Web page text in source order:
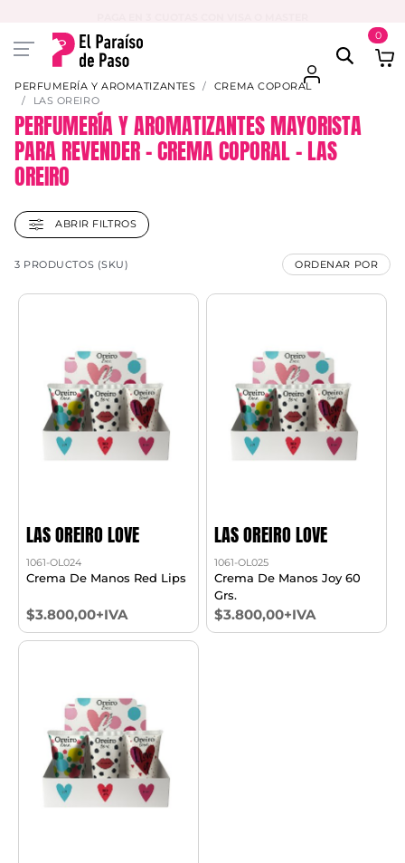
0
PERFUMERÍA Y AROMATIZANTES
CREMA COPORAL
LAS OREIRO
PERFUMERÍA Y AROMATIZANTES MAYORISTA
PARA REVENDER – CREMA COPORAL – LAS
OREIRO
ABRIR FILTROS
3 PRODUCTOS (SKU) ORDENAR POR
LAS OREIRO LOVE
1061-OL024
Crema De Manos Red Lips
$3.800,00+IVA
LAS OREIRO LOVE
1061-OL025
Crema De Manos Joy 60
Grs.
$3.800,00+IVA